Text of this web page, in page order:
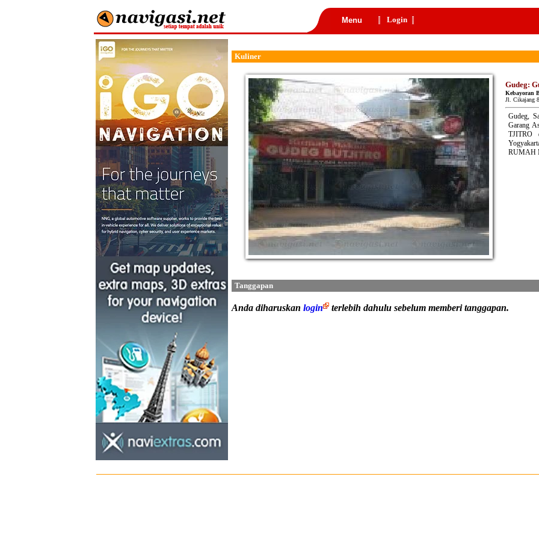
Menu Login
Kuliner
Gudeg:
Kebayoran
Jl. Cikajang
Gudeg,
Garang
TJITRO
RUMAH
Tanggapan
Anda diharuskan login terlebih dahulu sebelum memberi tanggapan.